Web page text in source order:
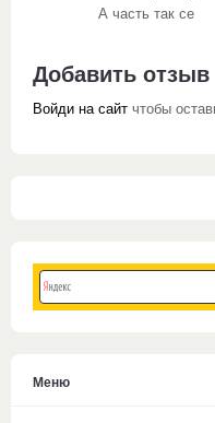
А часть так се
Добавить отзыв
Войди на сайт чтобы
Меню